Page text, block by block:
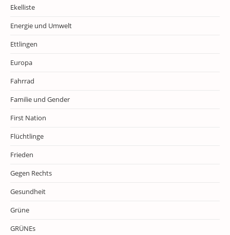
Ekelliste
Energie und Umwelt
Ettlingen
Europa
Fahrrad
Familie und Gender
First Nation
Flüchtlinge
Frieden
Gegen Rechts
Gesundheit
Grüne
GRÜNEs